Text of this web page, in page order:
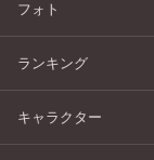
フォト
ランキング
キャラクター